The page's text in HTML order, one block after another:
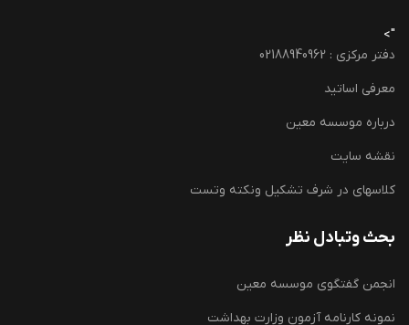
">
دفتر مرکزی : 02188940962
معرفی اساتید
درباره موسسه معین
نقشه سایت
کلاسهای در شرف تشکیل ونکته وتست
بحث وتبادل نظر
انجمن گفتگوی موسسه معین
نمونه کارنامه آزمون وزارت بهداشت